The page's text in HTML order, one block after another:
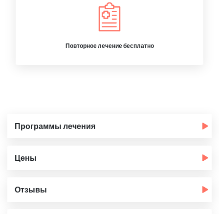
Повторное лечение бесплатно
Программы лечения
Цены
Отзывы